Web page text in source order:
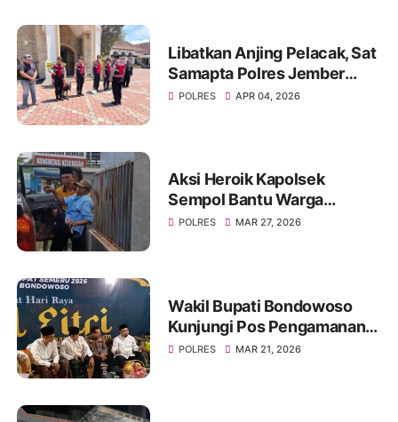
Libatkan Anjing Pelacak, Sat
Samapta Polres Jember
Sterilisasi Gereja Jelang
POLRES APR 04, 2026
Aksi Heroik Kapolsek
Sempol Bantu Warga
Kecelakaan Saat Akan
POLRES MAR 27, 2026
Wakil Bupati Bondowoso
Kunjungi Pos Pengamanan
Lebaran 2026
POLRES MAR 21, 2026